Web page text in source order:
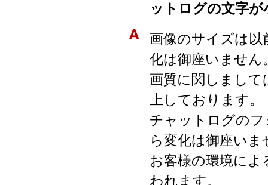
ットログの文字
画像のサイズは以
化は御座いません
画質に関しまして
上しております。
チャットログの
ら変化は御座いま
お客様の環境に
われます。